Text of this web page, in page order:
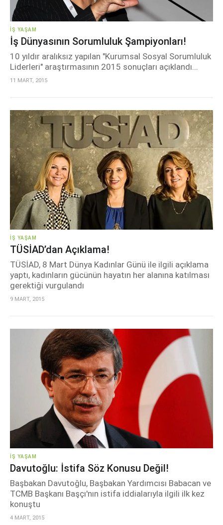
İŞ YAŞAM
İş Dünyasının Sorumluluk Şampiyonları!
10 yıldır aralıksız yapılan "Kurumsal Sosyal Sorumluluk
Liderleri" araştırmasının 2015 sonuçları açıklandı...
11 MART, 2015
İŞ YAŞAM
TÜSİAD’dan Açıklama!
TÜSİAD, 8 Mart Dünya Kadınlar Günü ile ilgili açıklama
yaptı, kadınların gücünün hayatın her alanına katılması
gerektiği vurgulandı
9 MART, 2015
İŞ YAŞAM
Davutoğlu: İstifa Söz Konusu Değil!
Başbakan Davutoğlu, Başbakan Yardımcısı Babacan ve
TCMB Başkanı Başçı'nın istifa iddialarıyla ilgili ilk kez
konuştu
4 MART, 2015